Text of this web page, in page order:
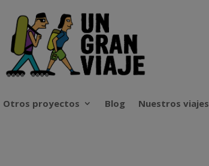
Otros proyectos Blog Nuestros viajes